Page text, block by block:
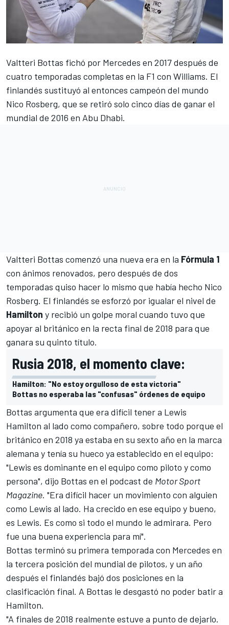
Valtteri Bottas fichó por Mercedes en 2017después de
cuatro temporadas completas en la F1 con Williams. El
finlandés sustituyó al entonces campeón del mundo
Nico Rosberg, que se retiró solo cinco días de ganar el
mundial de 2016 en Abu Dhabi.
Valtteri Bottas comenzó una nueva era en la Fórmula 1
con ánimos renovados, pero después de dos
temporadas quiso hacer lo mismo que había hecho Nico
Rosberg. El finlandés se esforzó por igualar el nivel de
Hamilton y recibió un golpe moral cuando tuvo que
apoyar al británico en la recta final de 2018 para que
ganara su quinto título.
Rusia 2018, el momento clave:
Hamilton: "No estoy orgulloso de esta victoria"
Bottas no esperaba las "confusas" órdenes de equipo
Bottas argumenta que era difícil tener a Lewis
Hamilton al lado como compañero, sobre todo porque el
británico en 2018 ya estaba en su sexto año en la marca
alemana y tenía su hueco ya establecido en el equipo:
"Lewis es dominante en el equipo como piloto y como
persona", dijo Bottas en el podcast de Motor Sport
Magazine. "Era difícil hacer un movimiento con alguien
como Lewis al lado. Ha crecido en ese equipo y bueno,
es Lewis. Es como si todo el mundo le admirara. Pero
fue una buena experiencia para mí".
Bottas terminó su primera temporada con Mercedes en
la tercera posición del mundial de pilotos, y un año
después el finlandés bajó dos posiciones en la
clasificación final. A Bottas le desgastó no poder batir a
Hamilton.
"A finales de 2018 realmente estuve a punto de dejarlo.